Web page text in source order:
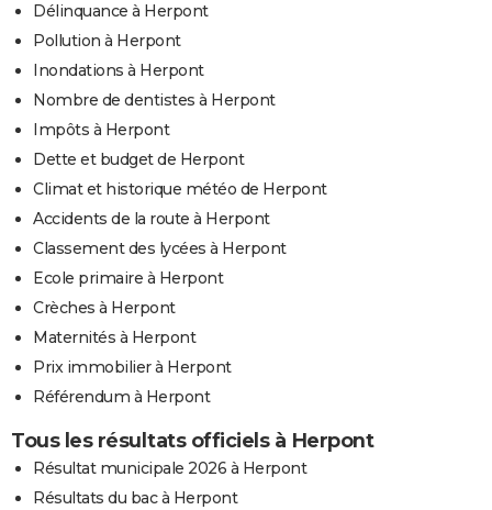
Délinquance à Herpont
Pollution à Herpont
Inondations à Herpont
Nombre de dentistes à Herpont
Impôts à Herpont
Dette et budget de Herpont
Climat et historique météo de Herpont
Accidents de la route à Herpont
Classement des lycées à Herpont
Ecole primaire à Herpont
Crèches à Herpont
Maternités à Herpont
Prix immobilier à Herpont
Référendum à Herpont
Tous les résultats officiels à Herpont
Résultat municipale 2026 à Herpont
Résultats du bac à Herpont